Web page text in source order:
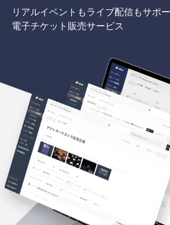
リアルイベントもライブ配信もサポ
電子チケット販売サービス